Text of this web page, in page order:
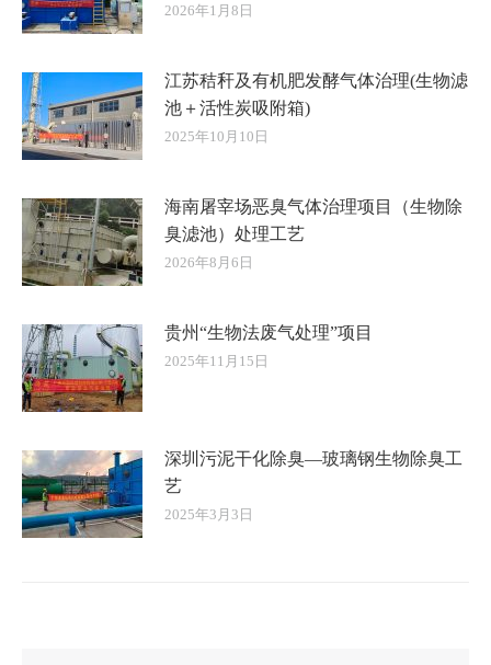
2026年1月8日
江苏秸秆及有机肥发酵气体治理(生物滤
池＋活性炭吸附箱)
2025年10月10日
海南屠宰场恶臭气体治理项目（生物除
臭滤池）处理工艺
2026年8月6日
贵州“生物法废气处理”项目
2025年11月15日
深圳污泥干化除臭—玻璃钢生物除臭工
艺
2025年3月3日